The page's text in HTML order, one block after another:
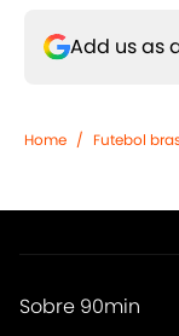
Add us as
Home / Futebol
Sobre 90min